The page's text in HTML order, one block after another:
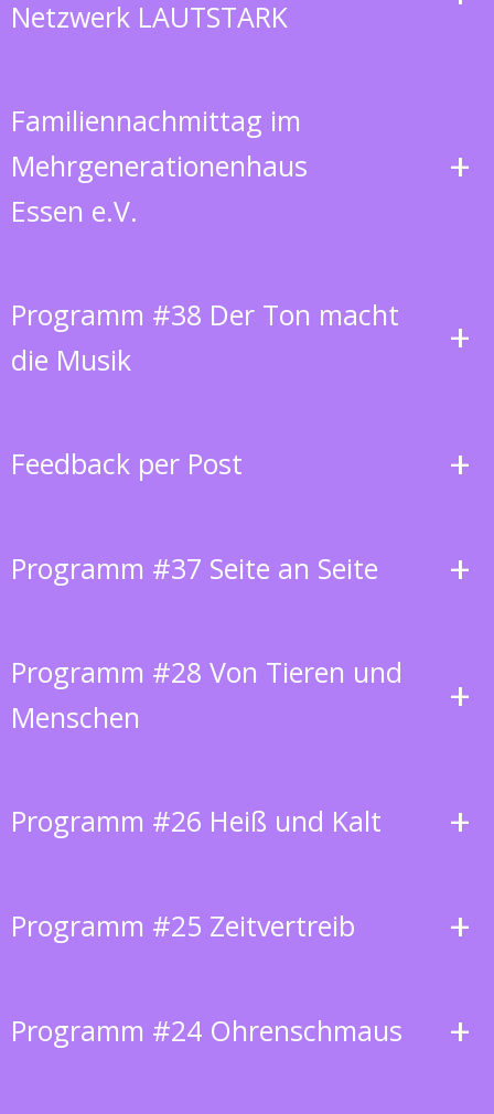
Netzwerk LAUTSTARK
Familiennachmittag im
Mehrgenerationenhaus
Essen e.V.
+
Programm #38 Der Ton macht
die Musik
+
Feedback per Post +
Programm #37 Seite an Seite +
Programm #28 Von Tieren und
Menschen
+
Programm #26 Heiß und Kalt +
Programm #25 Zeitvertreib +
Programm #24 Ohrenschmaus +